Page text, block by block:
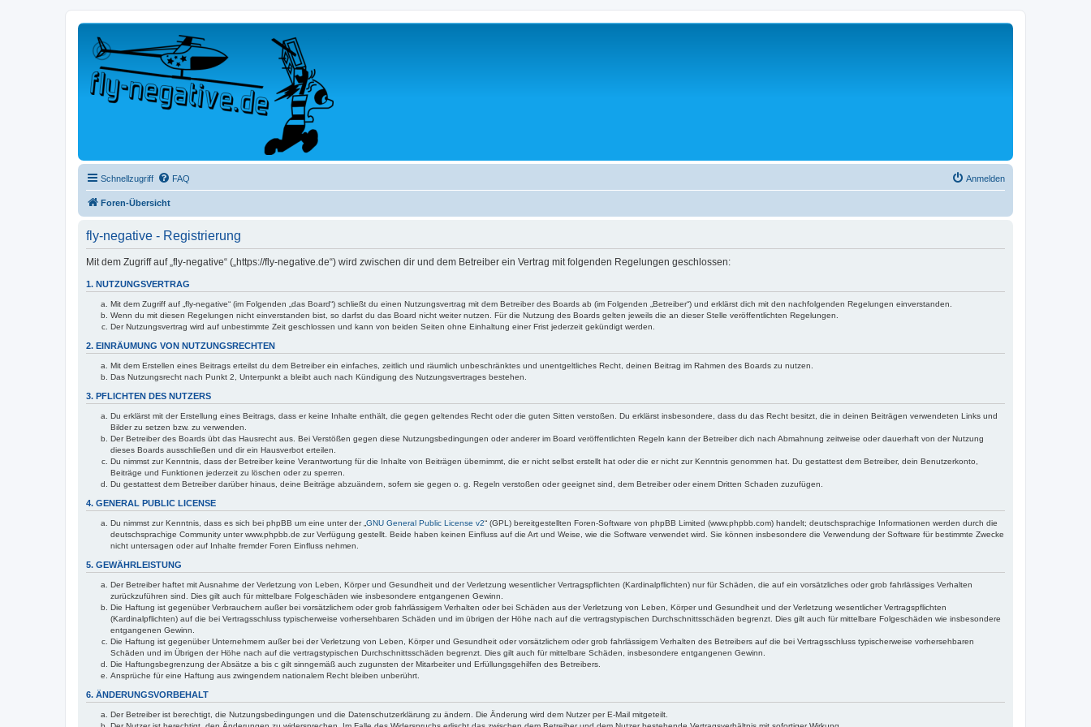
Schnellzugriff FAQ Anmelden
Foren-Übersicht
fly-negative - Registrierung
Mit dem Zugriff auf „fly-negative“ („https://fly-negative.de“) wird zwischen dir und dem Betreiber ein Vertrag mit folgenden Regelungen geschlossen:
1. NUTZUNGSVERTRAG
Mit dem Zugriff auf „fly-negative“ (im Folgenden „das Board“) schließt du einen Nutzungsvertrag mit dem Betreiber des Boards ab (im Folgenden „Betreiber“) und erklärst dich mit den nachfolgenden Regelungen einverstanden.
Wenn du mit diesen Regelungen nicht einverstanden bist, so darfst du das Board nicht weiter nutzen. Für die Nutzung des Boards gelten jeweils die an dieser Stelle veröffentlichten Regelungen.
Der Nutzungsvertrag wird auf unbestimmte Zeit geschlossen und kann von beiden Seiten ohne Einhaltung einer Frist jederzeit gekündigt werden.
2. EINRÄUMUNG VON NUTZUNGSRECHTEN
Mit dem Erstellen eines Beitrags erteilst du dem Betreiber ein einfaches, zeitlich und räumlich unbeschränktes und unentgeltliches Recht, deinen Beitrag im Rahmen des Boards zu nutzen.
Das Nutzungsrecht nach Punkt 2, Unterpunkt a bleibt auch nach Kündigung des Nutzungsvertrages bestehen.
3. PFLICHTEN DES NUTZERS
Du erklärst mit der Erstellung eines Beitrags, dass er keine Inhalte enthält, die gegen geltendes Recht oder die guten Sitten verstoßen. Du erklärst insbesondere, dass du das Recht besitzt, die in deinen Beiträgen verwendeten Links und
Bilder zu setzen bzw. zu verwenden.
Der Betreiber des Boards übt das Hausrecht aus. Bei Verstößen gegen diese Nutzungsbedingungen oder anderer im Board veröffentlichten Regeln kann der Betreiber dich nach Abmahnung zeitweise oder dauerhaft von der Nutzung
dieses Boards ausschließen und dir ein Hausverbot erteilen.
Du nimmst zur Kenntnis, dass der Betreiber keine Verantwortung für die Inhalte von Beiträgen übernimmt, die er nicht selbst erstellt hat oder die er nicht zur Kenntnis genommen hat. Du gestattest dem Betreiber, dein Benutzerkonto,
Beiträge und Funktionen jederzeit zu löschen oder zu sperren.
Du gestattest dem Betreiber darüber hinaus, deine Beiträge abzuändern, sofern sie gegen o. g. Regeln verstoßen oder geeignet sind, dem Betreiber oder einem Dritten Schaden zuzufügen.
4. GENERAL PUBLIC LICENSE
Du nimmst zur Kenntnis, dass es sich bei phpBB um eine unter der „ GNU General Public License v2“ (GPL) bereitgestellten Foren-Software von phpBB Limited (www.phpbb.com) handelt; deutschsprachige Informationen werden durch die
deutschsprachige Community unter www.phpbb.de zur Verfügung gestellt. Beide haben keinen Einfluss auf die Art und Weise, wie die Software verwendet wird. Sie können insbesondere die Verwendung der Software für bestimmte Zwecke
nicht untersagen oder auf Inhalte fremder Foren Einfluss nehmen.
5. GEWÄHRLEISTUNG
Der Betreiber haftet mit Ausnahme der Verletzung von Leben, Körper und Gesundheit und der Verletzung wesentlicher Vertragspflichten (Kardinalpflichten) nur für Schäden, die auf ein vorsätzliches oder grob fahrlässiges Verhalten
zurückzuführen sind. Dies gilt auch für mittelbare Folgeschäden wie insbesondere entgangenen Gewinn.
Die Haftung ist gegenüber Verbrauchern außer bei vorsätzlichem oder grob fahrlässigem Verhalten oder bei Schäden aus der Verletzung von Leben, Körper und Gesundheit und der Verletzung wesentlicher Vertragspflichten
(Kardinalpflichten) auf die bei Vertragsschluss typischerweise vorhersehbaren Schäden und im übrigen der Höhe nach auf die vertragstypischen Durchschnittsschäden begrenzt. Dies gilt auch für mittelbare Folgeschäden wie insbesondere
entgangenen Gewinn.
Die Haftung ist gegenüber Unternehmern außer bei der Verletzung von Leben, Körper und Gesundheit oder vorsätzlichem oder grob fahrlässigem Verhalten des Betreibers auf die bei Vertragsschluss typischerweise vorhersehbaren
Schäden und im Übrigen der Höhe nach auf die vertragstypischen Durchschnittsschäden begrenzt. Dies gilt auch für mittelbare Schäden, insbesondere entgangenen Gewinn.
Die Haftungsbegrenzung der Absätze a bis c gilt sinngemäß auch zugunsten der Mitarbeiter und Erfüllungsgehilfen des Betreibers.
Ansprüche für eine Haftung aus zwingendem nationalem Recht bleiben unberührt.
6. ÄNDERUNGSVORBEHALT
Der Betreiber ist berechtigt, die Nutzungsbedingungen und die Datenschutzerklärung zu ändern. Die Änderung wird dem Nutzer per E-Mail mitgeteilt.